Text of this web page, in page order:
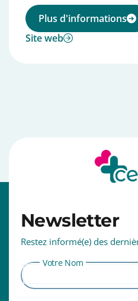
Plus d'informations
Site web
Newsletter
Restez informé(e) des
Votre Nom